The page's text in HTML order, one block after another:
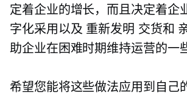
定着企业的增长，而且决定着企
字化采用以及 重新发明 交货和
助企业在困难时期维持运营的一
希望您能将这些做法应用到自己